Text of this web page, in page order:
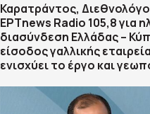
Καρατράντος,
ΕΡΤnews Radio 105,8 για
διασύνδεση Ελλάδας –
είσοδος γαλλικής
ενισχύει το έργο και